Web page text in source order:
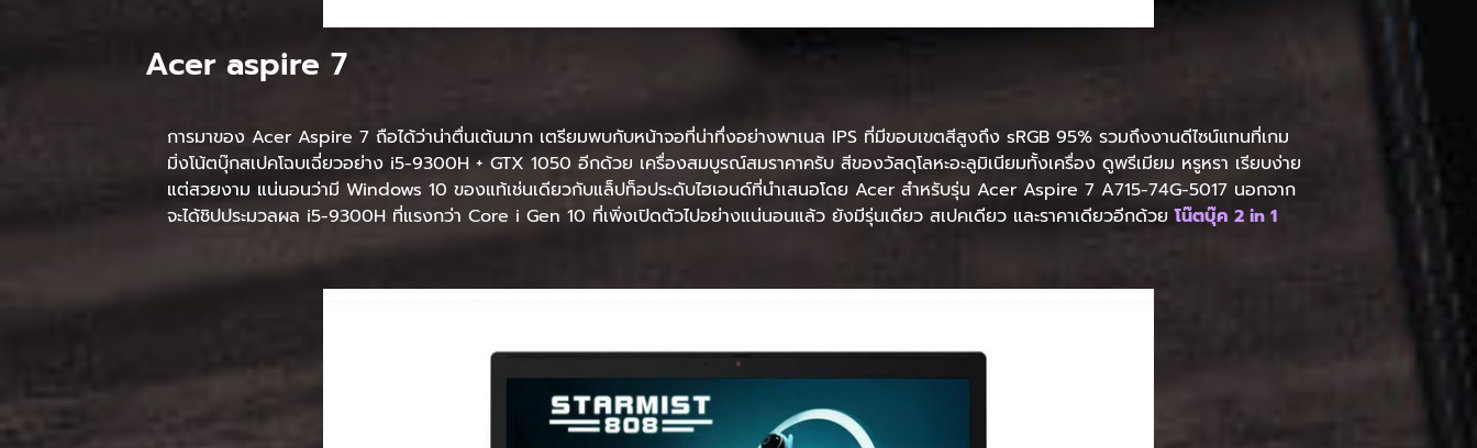
Acer aspire 7
การมาของ Acer Aspire 7 ถือได้ว่าน่าตื่นเต้นมาก เตรียมพบกับหน้าจอที่น่าทึ่งอย่างพาเนล IPS ที่มีขอบเขตสีสูงถึง sRGB 95% รวมถึงงานดีไซน์แทนที่เกม
มิ่งโน้ตบุ๊กสเปคโฉบเฉี่ยวอย่าง i5-9300H + GTX 1050 อีกด้วย เครื่องสมบูรณ์สมราคาครับ สีของวัสดุโลหะอะลูมิเนียมทั้งเครื่อง ดูพรีเมียม หรูหรา เรียบง่าย
แต่สวยงาม แน่นอนว่ามี Windows 10 ของแท้เช่นเดียวกับแล็ปท็อประดับไฮเอนด์ที่นำเสนอโดย Acer สำหรับรุ่น Acer Aspire 7 A715-74G-5017 นอกจาก
จะได้ชิปประมวลผล i5-9300H ที่แรงกว่า Core i Gen 10 ที่เพิ่งเปิดตัวไปอย่างแน่นอนแล้ว ยังมีรุ่นเดียว สเปคเดียว และราคาเดียวอีกด้วยโน๊ตบุ๊ค 2 in 1